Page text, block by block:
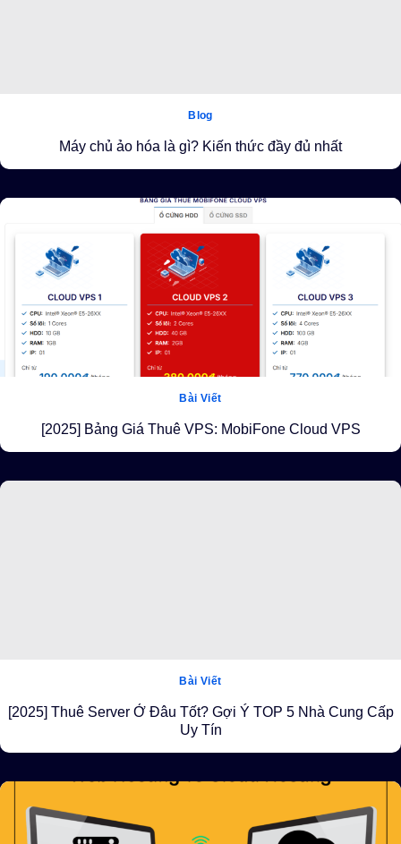
Blog
Máy chủ ảo hóa là gì? Kiến thức đầy đủ nhất
Bài Viết
[2025] Bảng Giá Thuê VPS: MobiFone Cloud VPS
Bài Viết
[2025] Thuê Server Ở Đâu Tốt? Gợi Ý TOP 5 Nhà Cung Cấp
Uy Tín